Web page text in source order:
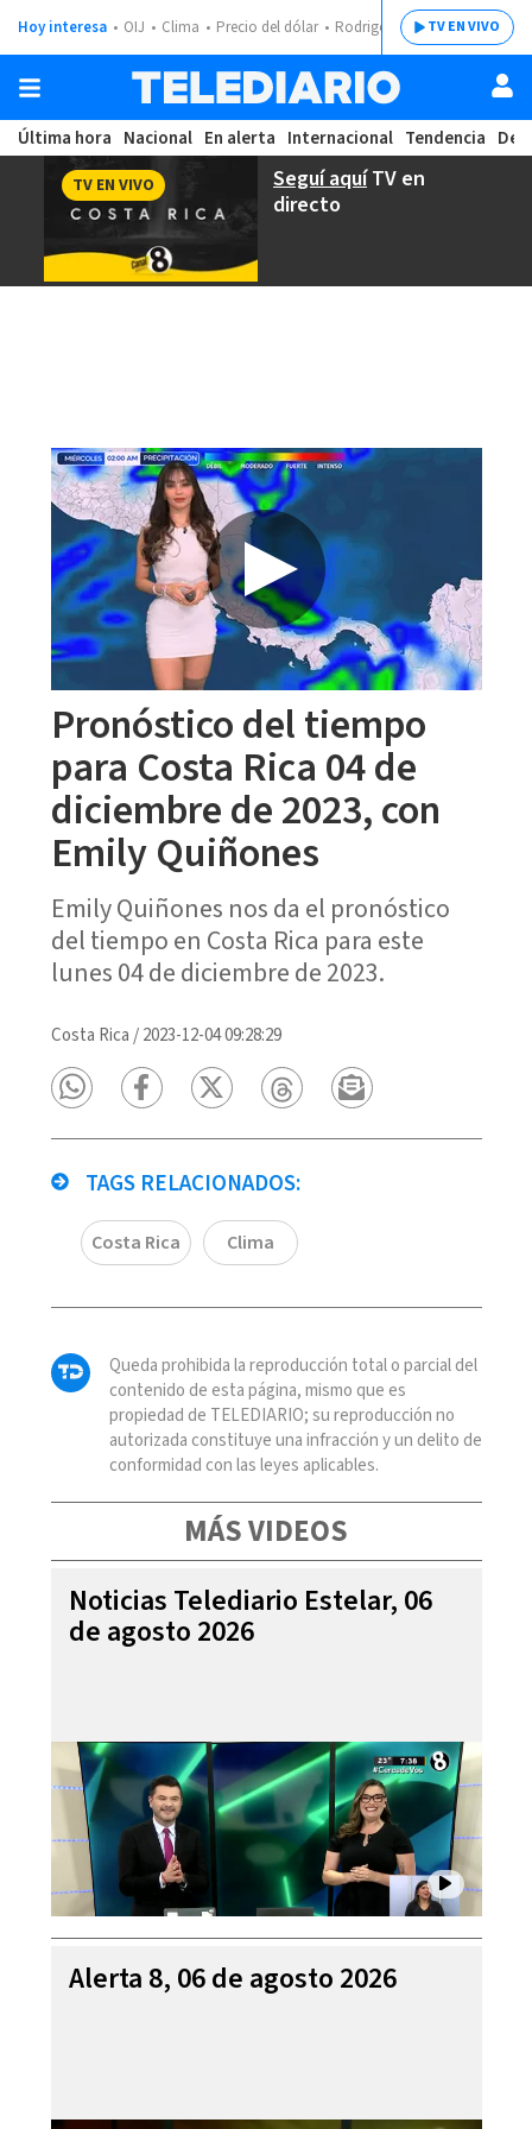
Hoy interesa OIJ Clima Precio del dólar Rodrigo ChavesTV EN VIVO
Última hora Nacional En alerta Internacional Tendencia
Seguí aquíTV en
directo
TV EN VIVO
Pronóstico del tiempo
para Costa Rica 04 de
diciembre de 2023, con
Emily Quiñones
Emily Quiñones nos da el pronóstico
del tiempo en Costa Rica para este
lunes 04 de diciembre de 2023.
Costa Rica /2023-12-04 09:28:29
TAGS RELACIONADOS:
Costa Rica Clima
Queda prohibida la reproducción total o parcial del
contenido de esta página, mismo que es
propiedad de TELEDIARIO; su reproducción no
autorizada constituye una infracción y un delito de
conformidad con las leyes aplicables.
MÁS VIDEOS
Noticias Telediario Estelar, 06
de agosto 2026
Alerta 8, 06 de agosto 2026